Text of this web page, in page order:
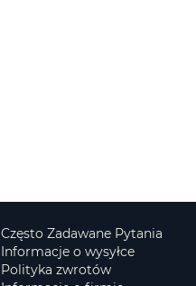
Często Zadawane Pytania
Informacje o wysyłce
Polityka zwrotów